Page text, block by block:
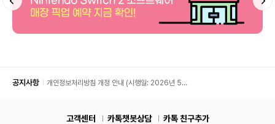
공지사항
개인정보처리방침 개정 안내 (시행일: 2026년 5월
고객센터 카톡챗봇상담 카톡 친구추가